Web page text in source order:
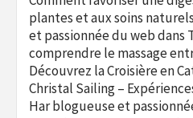
plantes et aux soins
et passionnée du webdans
comprendre le massage
Découvrez la Croisière en
Christal Sailing –
Har blogueuse et